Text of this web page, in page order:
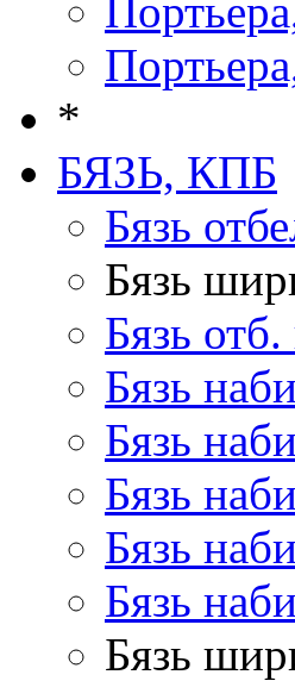
*
БЯЗЬ, КПБ
Бязь
Бязь
Бязь
Бязь
Бязь
Бязь
Бязь
Бязь
Бязь